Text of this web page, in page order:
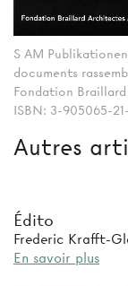
S AM
documents
Fondation
ISBN: 3-905065-
Autres
Édito
Frederic Krafft-
En savoir plus